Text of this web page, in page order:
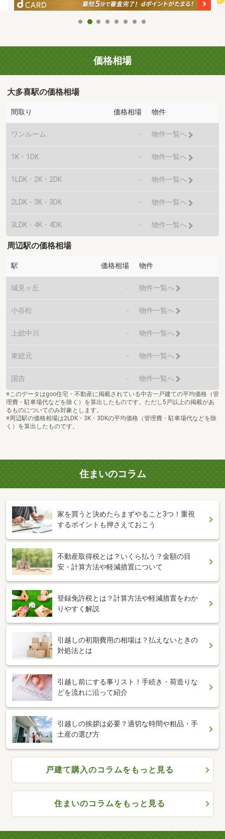
価格相場
大多喜駅の価格相場
間取り 価格相場 物件
ワンルーム - 物件一覧へ
1K・1DK - 物件一覧へ
1LDK・2K・2DK - 物件一覧へ
2LDK・3K・3DK - 物件一覧へ
3LDK・4K・4DK - 物件一覧へ
周辺駅の価格相場
駅 価格相場 物件
城見ヶ丘 - 物件一覧へ
小谷松 - 物件一覧へ
上総中川 - 物件一覧へ
東総元 - 物件一覧へ
国吉 - 物件一覧へ
※このデータはgoo住宅・不動産に掲載されている中古一戸建ての平均価格（管
理費・駐車場代などを除く）を算出したものです。ただし5戸以上の掲載があ
るものについてのみ対象とします。
※周辺駅の価格相場は2LDK・3K・3DKの平均価格（管理費・駐車場代などを除
く）を算出したものです。
住まいのコラム
家を買うと決めたらまずやること3つ！重視
するポイントも押さえておこう
不動産取得税とは？いくら払う？金額の目
安・計算方法や軽減措置について
登録免許税とは？計算方法や軽減措置をわか
りやすく解説
引越しの初期費用の相場は？払えないときの
対処法とは
引越し前にする事リスト！手続き・荷造りな
どを流れに沿って紹介
引越しの挨拶は必要？適切な時間や粗品・手
土産の選び方
戸建て購入のコラムをもっと見る
住まいのコラムをもっと見る